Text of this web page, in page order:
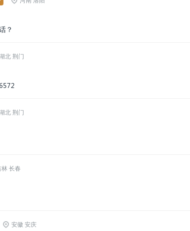
？
北 荆门
北 荆门
林 长春
安徽 安庆